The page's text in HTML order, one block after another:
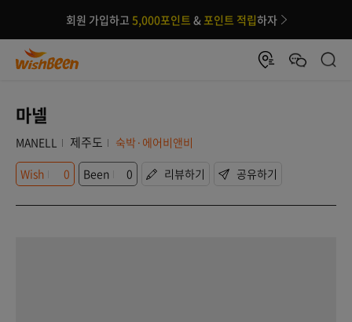
회원 가입하고 5,000포인트 &포인트 적립하자
마넬
MANELL 제주도
숙박·에어비앤비
Wish
0 Been 0 리뷰하기 공유하기